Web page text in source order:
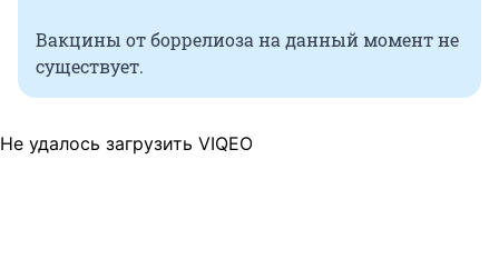
Вакцины от боррелиоза на данный момент не
существует.
Не удалось загрузить VIQEO